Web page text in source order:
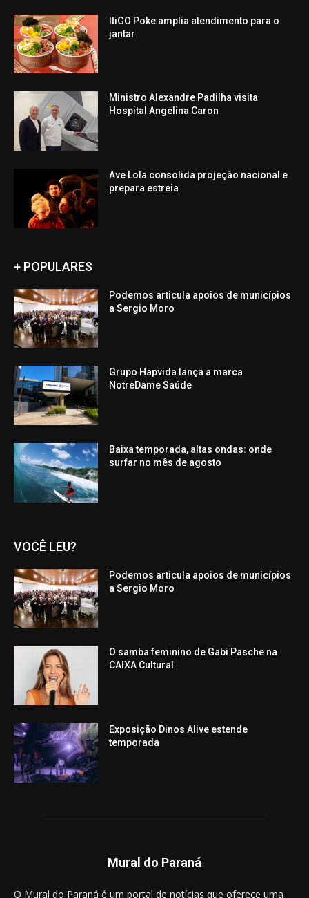
ItiGO Poke amplia atendimento para o
jantar
Ministro Alexandre Padilha visita
Hospital Angelina Caron
Ave Lola consolida projeção nacional e
prepara estreia
+ POPULARES
Podemos articula apoios de municípios
a Sergio Moro
Grupo Hapvida lança a marca
NotreDame Saúde
Baixa temporada, altas ondas: onde
surfar no mês de agosto
VOCÊ LEU?
Podemos articula apoios de municípios
a Sergio Moro
O samba feminino de Gabi Pasche na
CAIXA Cultural
Exposição Dinos Alive estende
temporada
Mural do Paraná
O Mural do Paraná é um portal de notícias que oferece uma